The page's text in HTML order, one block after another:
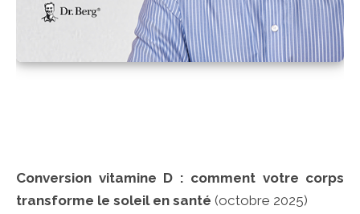
Conversion vitamine D : comment votre corps
transforme le soleil en santé (octobre 2025)